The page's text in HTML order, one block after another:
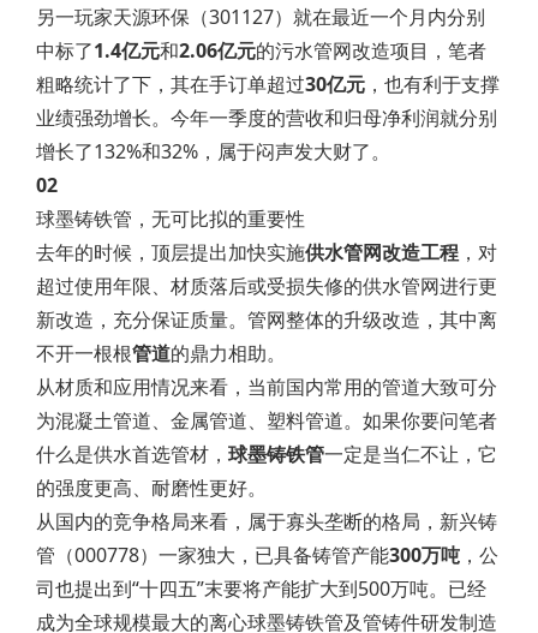
另一玩家天源环保（301127）就在最近一个月内分别
中标了1.4亿元和2.06亿元的污水管网改造项目，笔者
粗略统计了下，其在手订单超过30亿元 ，也有利于支撑
业绩强劲增长。今年一季度的营收和归母净利润就分别
增长了132%和32%，属于闷声发大财了。
02
球墨铸铁管，无可比拟的重要性
去年的时候，顶层提出加快实施供水管网改造工程 ，对
超过使用年限、材质落后或受损失修的供水管网进行更
新改造，充分保证质量。管网整体的升级改造，其中离
不开一根根管道的鼎力相助。
从材质和应用情况来看，当前国内常用的管道大致可分
为混凝土管道、金属管道、塑料管道。如果你要问笔者
什么是供水首选管材， 球墨铸铁管一定是当仁不让，它
的强度更高、耐磨性更好。
从国内的竞争格局来看，属于寡头垄断的格局，新兴铸
管（000778）一家独大，已具备铸管产能300万吨 ，公
司也提出到“十四五”末要将产能扩大到500万吨。已经
成为全球规模最大的离心球墨铸铁管及管铸件研发制造